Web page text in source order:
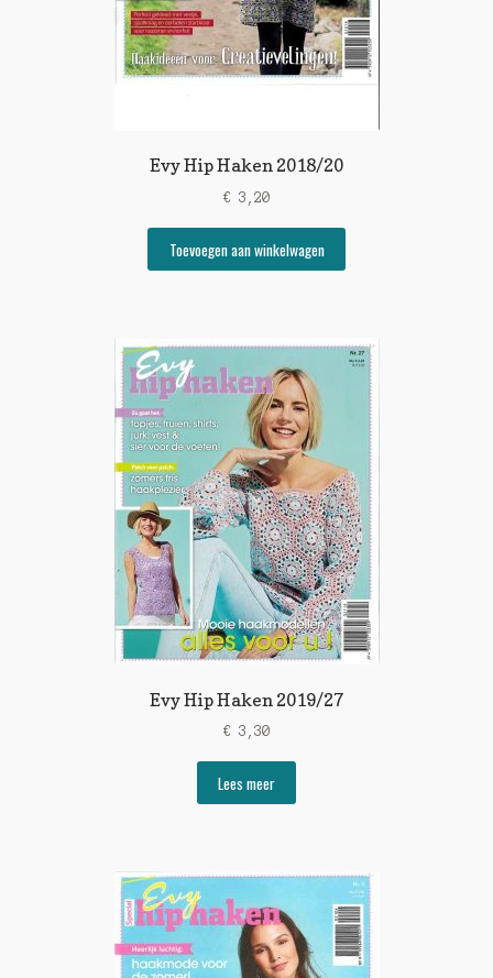
Evy Hip Haken 2018/20
€ 3,20
Toevoegen aan winkelwagen
Evy Hip Haken 2019/27
€ 3,30
Lees meer